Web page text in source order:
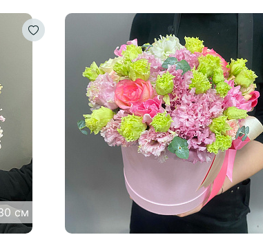
см
БЫСТРАЯ ПОКУПКА
Я принимаю Политику конфиденциальности и
Правила использования сайта ФЛАВЭЛЬ. Мы не
продаем ваши данные и храним их в безопасности